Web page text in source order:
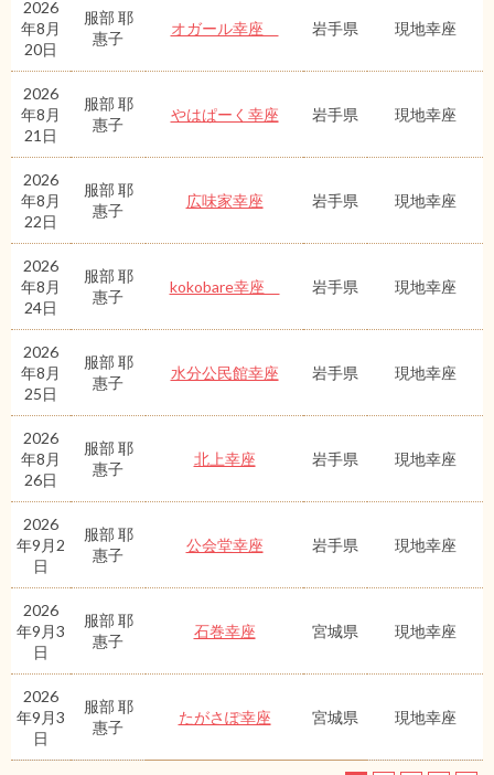
2026
年8月
20日
服部 耶
惠子
オガール幸座 岩手県 現地幸座
2026
年8月
21日
服部 耶
惠子
やはぱーく幸座 岩手県 現地幸座
2026
年8月
22日
服部 耶
惠子
広味家幸座 岩手県 現地幸座
2026
年8月
24日
服部 耶
惠子
kokobare幸座 岩手県 現地幸座
2026
年8月
25日
服部 耶
惠子
水分公民館幸座 岩手県 現地幸座
2026
年8月
26日
服部 耶
惠子
北上幸座 岩手県 現地幸座
2026
年9月2
日
服部 耶
惠子
公会堂幸座 岩手県 現地幸座
2026
年9月3
日
服部 耶
惠子
石巻幸座 宮城県 現地幸座
2026
年9月3
日
服部 耶
惠子
たがさぽ幸座 宮城県 現地幸座